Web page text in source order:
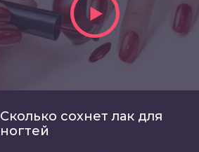
Сколько сохнет лак для
ногтей